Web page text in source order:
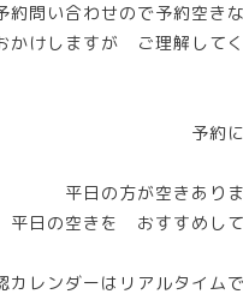
約問い合わせので予約空き
かけしますが ご理解して
予約
平日の方が空きあり
平日の空きを おすすめし
カレンダーはリアルタイム